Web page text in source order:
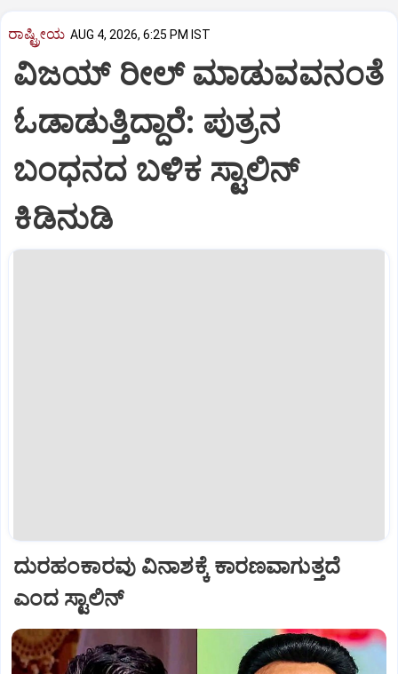
ರಾಷ್ಟ್ರೀಯ AUG 4, 2026, 6:25 PM IST
ವಿಜಯ್ ರೀಲ್ ಮಾಡುವವನಂತೆ
ಓಡಾಡುತ್ತಿದ್ದಾರೆ: ಪುತ್ರನ
ಬಂಧನದ ಬಳಿಕ ಸ್ಟಾಲಿನ್‌
ಕಿಡಿನುಡಿ
ದುರಹಂಕಾರವು ವಿನಾಶಕ್ಕೆ ಕಾರಣವಾಗುತ್ತದೆ
ಎಂದ ಸ್ಟಾಲಿನ್